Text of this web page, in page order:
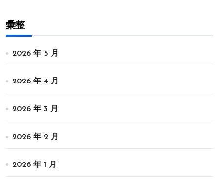
彙整
2026 年 5 月
2026 年 4 月
2026 年 3 月
2026 年 2 月
2026 年 1 月